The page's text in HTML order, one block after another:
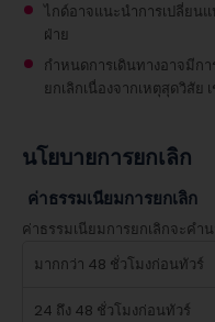
ไกด์อาจแนะนำการเปลี่ยน
ฝ่าย
กำหนดการเดินทางอาจมีก
ยกเลิกเนื่องจากเหตุสุดวิสั
นโยบายการยกเลิก
ค่าธรรมเนียมการยกเลิก
ค่าธรรมเนียมการยกเลิกจะคำ
มากกว่า 48 ชั่วโมงก่อนทัวร์
24 ถึง 48 ชั่วโมงก่อนทัวร์